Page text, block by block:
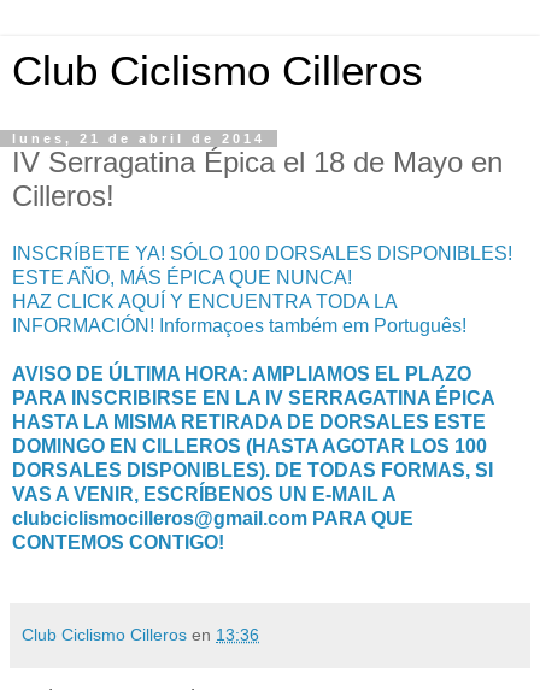
Club Ciclismo Cilleros
lunes, 21 de abril de 2014
IV Serragatina Épica el 18 de Mayo en
Cilleros!
INSCRÍBETE YA! SÓLO 100 DORSALES DISPONIBLES!
ESTE AÑO, MÁS ÉPICA QUE NUNCA!
HAZ CLICK AQUÍ Y ENCUENTRA TODA LA
INFORMACIÓN! Informaçoes também em Português!
AVISO DE ÚLTIMA HORA: AMPLIAMOS EL PLAZO
PARA INSCRIBIRSE EN LA IV SERRAGATINA ÉPICA
HASTA LA MISMA RETIRADA DE DORSALES ESTE
DOMINGO EN CILLEROS (HASTA AGOTAR LOS 100
DORSALES DISPONIBLES). DE TODAS FORMAS, SI
VAS A VENIR, ESCRÍBENOS UN E-MAIL A
clubciclismocilleros@gmail.com PARA QUE
CONTEMOS CONTIGO!
Club Ciclismo Cilleros en 13:36